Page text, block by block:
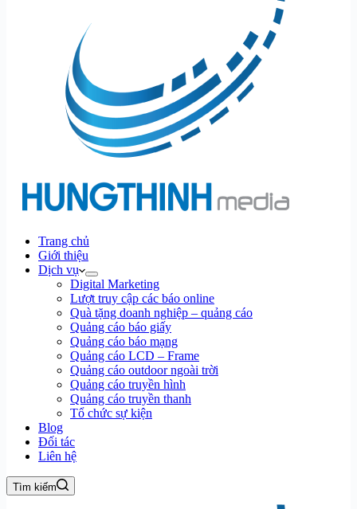
Trang chủ
Giới thiệu
Dịch vụ
Digital Marketing
Lượt truy cập các báo online
Quà tặng doanh nghiệp – quảng cáo
Quảng cáo báo giấy
Quảng cáo báo mạng
Quảng cáo LCD – Frame
Quảng cáo outdoor ngoài trời
Quảng cáo truyền hình
Quảng cáo truyền thanh
Tổ chức sự kiện
Blog
Đối tác
Liên hệ
Tìm kiếm